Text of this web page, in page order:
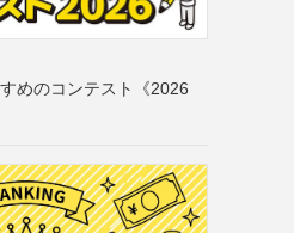
めのコンテスト《2026